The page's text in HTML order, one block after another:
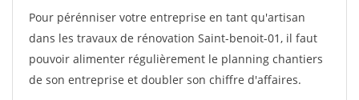
Pour pérénniser votre entreprise en tant qu'artisan
dans les travaux de rénovation Saint-benoit-01, il faut
pouvoir alimenter régulièrement le planning chantiers
de son entreprise et doubler son chiffre d'affaires.